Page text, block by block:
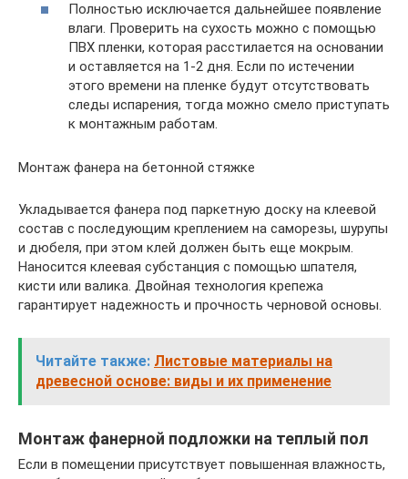
Полностью исключается дальнейшее появление
влаги. Проверить на сухость можно с помощью
ПВХ пленки, которая расстилается на основании
и оставляется на 1-2 дня. Если по истечении
этого времени на пленке будут отсутствовать
следы испарения, тогда можно смело приступать
к монтажным работам.
Монтаж фанера на бетонной стяжке
Укладывается фанера под паркетную доску на клеевой
состав с последующим креплением на саморезы, шурупы
и дюбеля, при этом клей должен быть еще мокрым.
Наносится клеевая субстанция с помощью шпателя,
кисти или валика. Двойная технология крепежа
гарантирует надежность и прочность черновой основы.
Читайте также: Листовые материалы на
древесной основе: виды и их применение
Монтаж фанерной подложки на теплый пол
Если в помещении присутствует повышенная влажность,